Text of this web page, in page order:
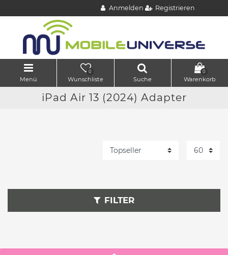
Anmelden Registrieren
Menü
0
Wunschliste Suche
0
Warenkorb
iPad Air 13 (2024) Adapter
FILTER